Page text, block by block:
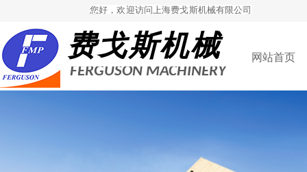
您好，欢迎访问上海费戈斯机械有限公司
FERGUSON MACHINERY
费戈斯机械 网站首页